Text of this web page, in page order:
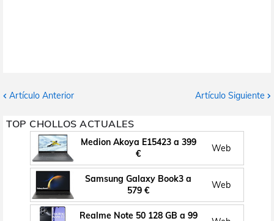
Artículo Anterior Artículo Siguiente
TOP CHOLLOS ACTUALES
Medion Akoya E15423 a 399
€
Web
Samsung Galaxy Book3 a
579 €
Web
Realme Note 50 128 GB a 99